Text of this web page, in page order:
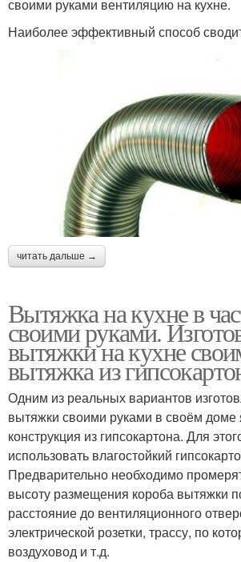
своими руками вентиляцию на кухне.
Наиболее эффективный способ
читать дальше →
Вытяжка на кухне в
своими руками.
вытяжки на кухне
вытяжка из
Одним из реальных вариантов
вытяжки своими руками в своём доме
конструкция из гипсокартона. Для
использовать влагостойкий
Предварительно необходимо
высоту размещения короба вытяжки
расстояние до вентиляционного
электрической розетки, трассу, по
воздуховод и т.д.